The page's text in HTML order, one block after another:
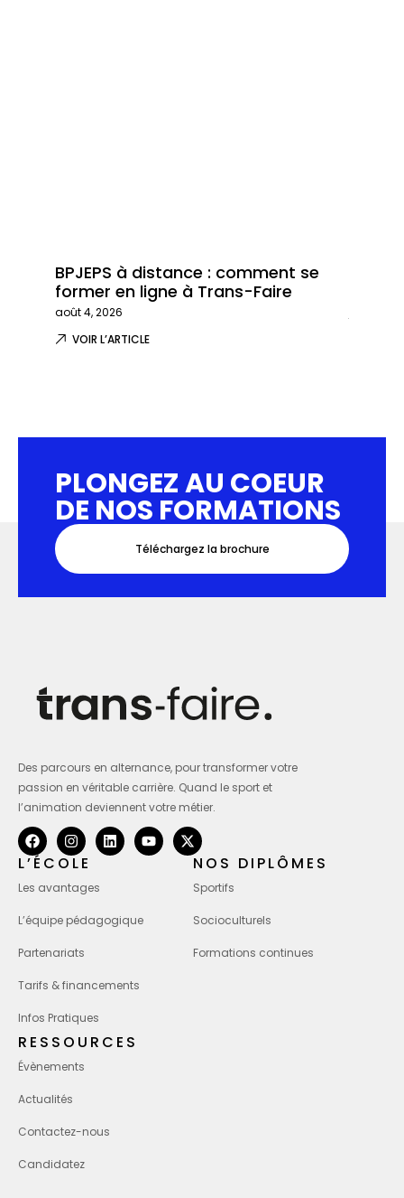
BPJEPS à distance : comment se
former en ligne à Trans-Faire
août 4, 2026
VOIR L’ARTICLE
PLONGEZ AU COEUR
DE NOS FORMATIONS
Téléchargez la brochure
Des parcours en alternance, pour transformer votre
passion en véritable carrière. Quand le sport et
l’animation deviennent votre métier.
L’ÉCOLE
Les avantages
L’équipe pédagogique
Partenariats
Tarifs & financements
Infos Pratiques
NOS DIPLÔMES
Sportifs
Socioculturels
Formations continues
RESSOURCES
Évènements
Actualités
Contactez-nous
Candidatez